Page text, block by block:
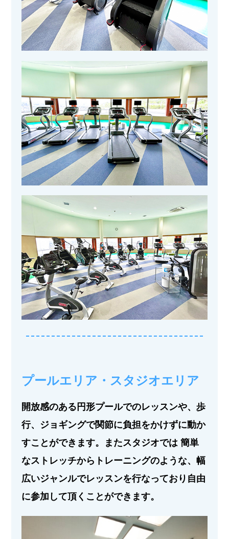
プールエリア・スタジオエリア
開放感のある円形プールでのレッスンや、歩
行、ジョギングで関節に負担をかけずに動か
すことができます。またスタジオでは 簡単
なストレッチからトレーニングのような、幅
広いジャンルでレッスンを行なっており自由
に参加して頂くことができます。